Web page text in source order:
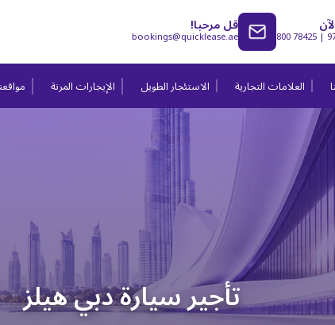
800 78425 | قل مرحبا!
bookings@quicklease.ae
العلامات التجارية الاستئجار الطويل الإيجارات المرنة
تأجير سيارة دبي هيلز